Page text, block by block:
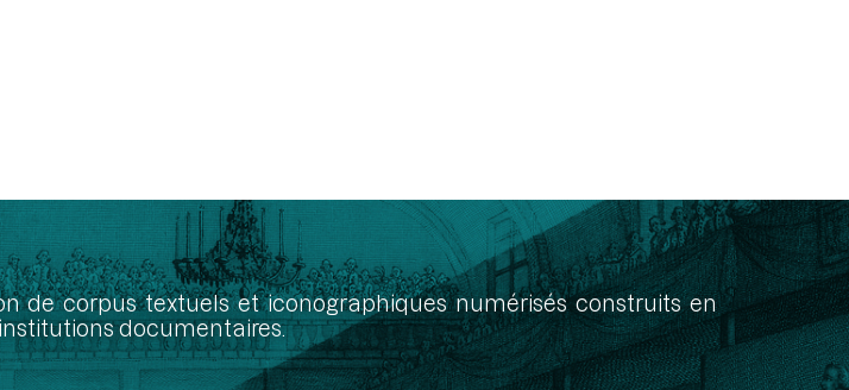
de corpus textuels et iconographiques numérisés construits en
documentaires.